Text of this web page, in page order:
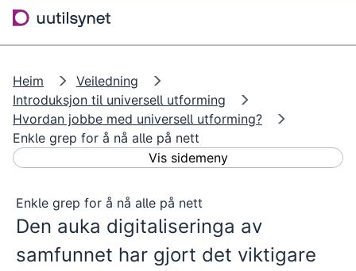
Heim
Veiledning
Introduksjon til universell utforming
Hvordan jobbe med universell utforming?
Enkle grep for å nå alle på nett
Vis sidemeny
Enkle grep for å nå alle på nett
Den auka digitaliseringa av
samfunnet har gjort det viktigare